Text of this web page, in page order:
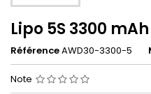
Lipo 5S 3300
RéférenceAWD30-3300-5
Note